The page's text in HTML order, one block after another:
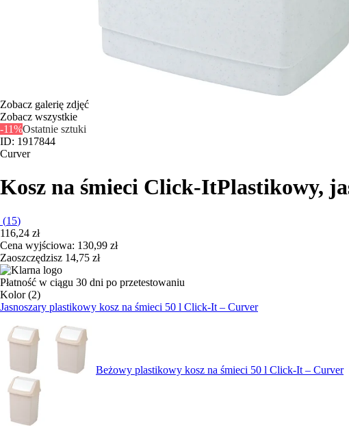
Zobacz galerię zdjęć
Zobacz wszystkie
-11%Ostatnie sztuki
ID: 1917844
Curver
Kosz na śmieci Click-ItPlastikowy,
(15)
116,24 zł
Cena wyjściowa: 130,99 zł
Zaoszczędzisz 14,75 zł
Płatność w ciągu 30 dni po przetestowaniu
Kolor (2)
Jasnoszary plastikowy kosz na śmieci 50 l Click-It – Curver
Beżowy plastikowy kosz na śmieci 50 l Click-It – Curver